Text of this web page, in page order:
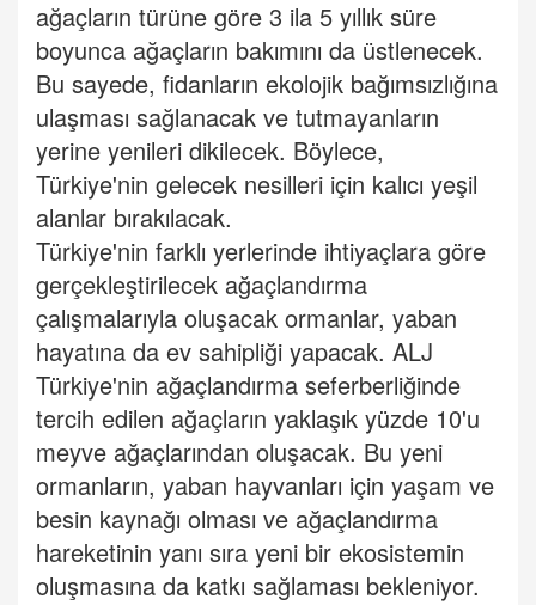
ağaçların türüne göre 3 ila 5 yıllık süre
boyunca ağaçların bakımını da üstlenecek.
Bu sayede, fidanların ekolojik bağımsızlığına
ulaşması sağlanacak ve tutmayanların
yerine yenileri dikilecek. Böylece,
Türkiye'nin gelecek nesilleri için kalıcı yeşil
alanlar bırakılacak.
Türkiye'nin farklı yerlerinde ihtiyaçlara göre
gerçekleştirilecek ağaçlandırma
çalışmalarıyla oluşacak ormanlar, yaban
hayatına da ev sahipliği yapacak. ALJ
Türkiye'nin ağaçlandırma seferberliğinde
tercih edilen ağaçların yaklaşık yüzde 10'u
meyve ağaçlarından oluşacak. Bu yeni
ormanların, yaban hayvanları için yaşam ve
besin kaynağı olması ve ağaçlandırma
hareketinin yanı sıra yeni bir ekosistemin
oluşmasına da katkı sağlaması bekleniyor.